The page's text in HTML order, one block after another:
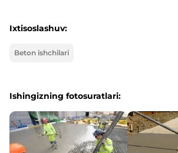
Ixtisoslashuv:
Beton ishchilari
Ishingizning fotosuratlari: